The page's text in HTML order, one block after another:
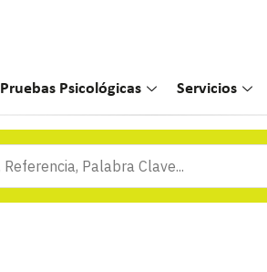
Pruebas Psicológicas Servicios